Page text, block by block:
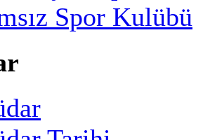
Spor Kulübü